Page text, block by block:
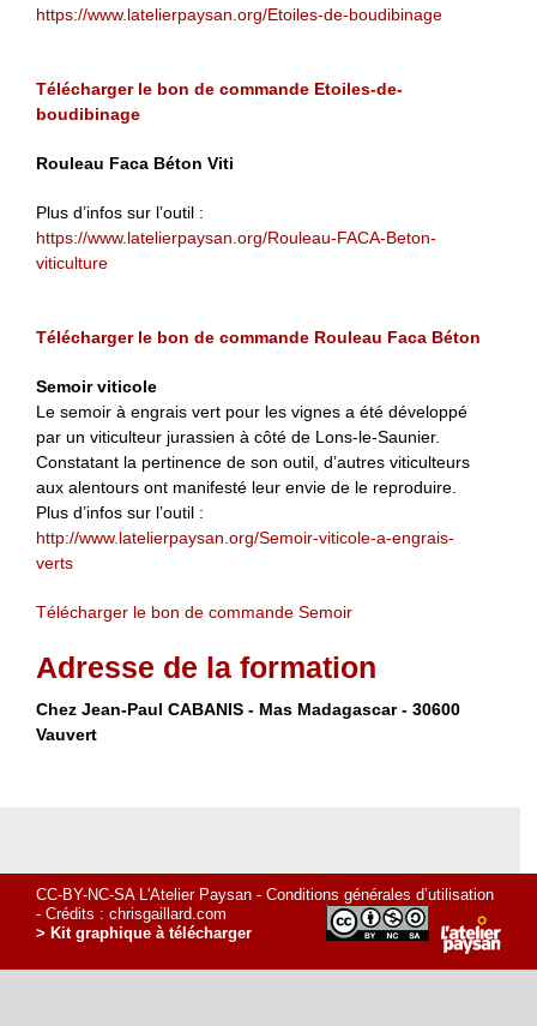
https://www.latelierpaysan.org/Etoiles-de-boudibinage
Télécharger le bon de commande Etoiles-de-
boudibinage
Rouleau Faca Béton Viti
Plus d’infos sur l’outil :
https://www.latelierpaysan.org/Rouleau-FACA-Beton-
viticulture
Télécharger le bon de commande Rouleau Faca Béton
Semoir viticole
Le semoir à engrais vert pour les vignes a été développé
par un viticulteur jurassien à côté de Lons-le-Saunier.
Constatant la pertinence de son outil, d’autres viticulteurs
aux alentours ont manifesté leur envie de le reproduire.
Plus d’infos sur l’outil :
http://www.latelierpaysan.org/Semoir-viticole-a-engrais-
verts
Télécharger le bon de commande Semoir
Adresse de la formation
Chez Jean-Paul CABANIS - Mas Madagascar - 30600
Vauvert
CC-BY-NC-SA L'Atelier Paysan - Conditions générales d’utilisation
- Crédits : chrisgaillard.com
> Kit graphique à télécharger